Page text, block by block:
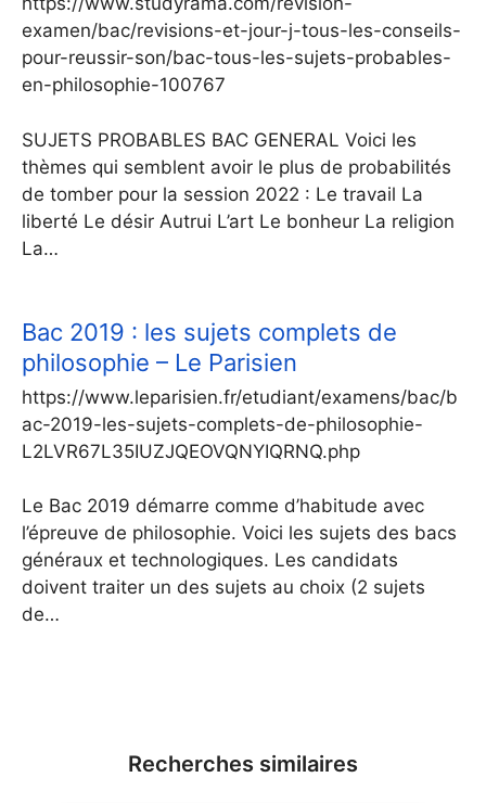
examen/bac/revisions-et-jour-j-tous-les-conseils-
pour-reussir-son/bac-tous-les-sujets-probables-
en-philosophie-100767
SUJETS PROBABLES BAC GENERAL Voici les
thèmes qui semblent avoir le plus de probabilités
de tomber pour la session 2022 : Le travail La
liberté Le désir Autrui L’art Le bonheur La religion
La…
Bac 2019 : les sujets complets de
philosophie – Le Parisien
https://www.leparisien.fr/etudiant/examens/bac/b
ac-2019-les-sujets-complets-de-philosophie-
L2LVR67L35IUZJQEOVQNYIQRNQ.php
Le Bac 2019 démarre comme d’habitude avec
l’épreuve de philosophie. Voici les sujets des bacs
généraux et technologiques. Les candidats
doivent traiter un des sujets au choix (2 sujets
de…
Recherches similaires